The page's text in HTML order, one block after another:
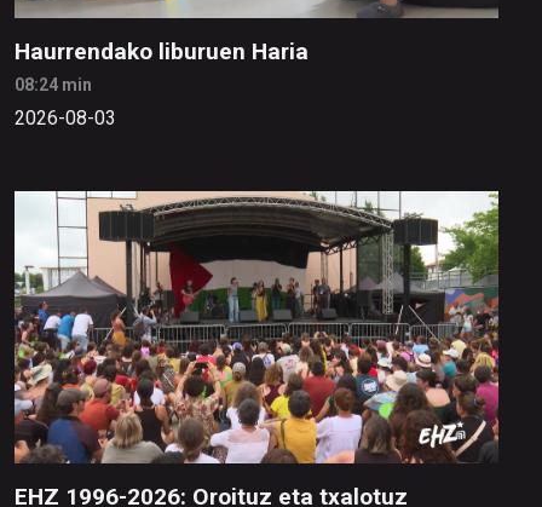
Haurrendako liburuen Haria
08:24 min
2026-08-03
EHZ 1996-2026: Oroituz eta txalotuz